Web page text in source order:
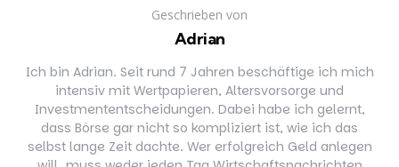
Geschrieben von
Adrian
Ich bin Adrian. Seit rund 7 Jahren beschäftige ich mich
intensiv mit Wertpapieren, Altersvorsorge und
Investmententscheidungen. Dabei habe ich gelernt,
dass Börse gar nicht so kompliziert ist, wie ich das
selbst lange Zeit dachte. Wer erfolgreich Geld anlegen